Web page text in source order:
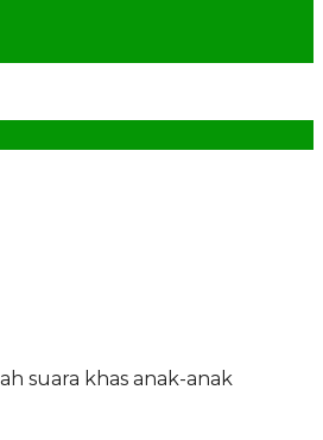
suara khas anak-anak